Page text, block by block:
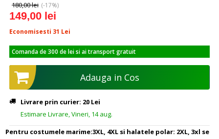
180,00 lei (-17%)
149,00 lei
Economisesti 31 Lei
Comanda de 300 de lei si ai transport gratuit
Adauga in Cos
Livrare prin curier: 20 Lei
Estimare Livrare, Vineri, 14 aug.
Pentru costumele marime:3XL, 4XL si halatele polar: 2XL, 3xl se